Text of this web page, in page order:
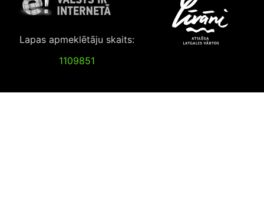
Lapas apmeklētāju skaits:
1109851